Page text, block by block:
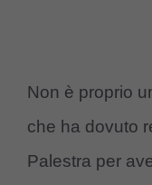
Non è proprio
che ha dovuto
Palestra per